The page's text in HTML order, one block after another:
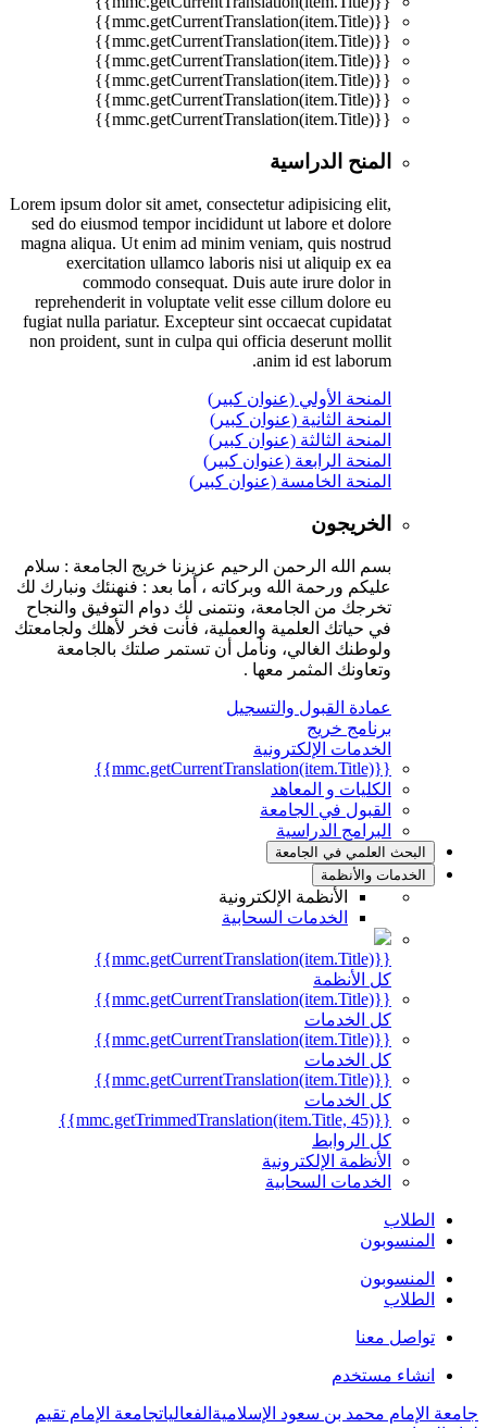
{{mmc.getCurrentTranslation(item.Title)}}
{{mmc.getCurrentTranslation(item.Title)}}
{{mmc.getCurrentTranslation(item.Title)}}
{{mmc.getCurrentTranslation(item.Title)}}
{{mmc.getCurrentTranslation(item.Title)}}
{{mmc.getCurrentTranslation(item.Title)}}
المنح الدراسية
Lorem ipsum dolor sit amet, consectetur adipisicing elit,
sed do eiusmod tempor incididunt ut labore et dolore
magna aliqua. Ut enim ad minim veniam, quis nostrud
exercitation ullamco laboris nisi ut aliquip ex ea
commodo consequat. Duis aute irure dolor in
reprehenderit in voluptate velit esse cillum dolore eu
fugiat nulla pariatur. Excepteur sint occaecat cupidatat
non proident, sunt in culpa qui officia deserunt mollit
anim id est laborum.
المنحة الأولي (عنوان كبير)
المنحة الثانية (عنوان كبير)
المنحة الثالثة (عنوان كبير)
المنحة الرابعة (عنوان كبير)
المنحة الخامسة (عنوان كبير)
الخريجون
بسم الله الرحمن الرحيم عزيزنا خريج الجامعة : سلام
عليكم ورحمة الله وبركاته ، أما بعد : فنهنئك ونبارك لك
تخرجك من الجامعة، ونتمنى لك دوام التوفيق والنجاح
في حياتك العلمية والعملية، فأنت فخر لأهلك ولجامعتك
ولوطنك الغالي، ونأمل أن تستمر صلتك بالجامعة
وتعاونك المثمر معها .
عمادة القبول والتسجيل
برنامج خريج
الخدمات الإلكترونية
{{mmc.getCurrentTranslation(item.Title)}}
الكليات و المعاهد
القبول في الجامعة
البرامج الدراسية
البحث العلمي في الجامعة
الخدمات والأنظمة
الأنظمة الإلكترونية
الخدمات السحابية
{{mmc.getCurrentTranslation(item.Title)}}
كل الأنظمة
{{mmc.getCurrentTranslation(item.Title)}}
كل الخدمات
{{mmc.getCurrentTranslation(item.Title)}}
كل الخدمات
{{mmc.getCurrentTranslation(item.Title)}}
كل الخدمات
{{mmc.getTrimmedTranslation(item.Title, 45)}}
كل الروابط
الأنظمة الإلكترونية
الخدمات السحابية
الطلاب
المنسوبون
المنسوبون
الطلاب
تواصل معنا
انشاء مستخدم
جامعة الإمام محمد بن سعود الإسلامية الفعالياتجامعة الإمام تقيم